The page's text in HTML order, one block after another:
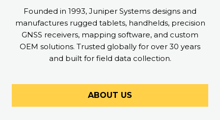
Founded in 1993, Juniper Systems designs and
manufactures rugged tablets, handhelds, precision
GNSS receivers, mapping software, and custom
OEM solutions. Trusted globally for over 30 years
and built for field data collection.
ABOUT US